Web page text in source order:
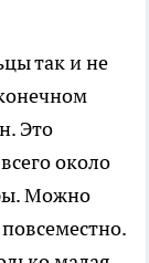
так и не
Это
около
Можно